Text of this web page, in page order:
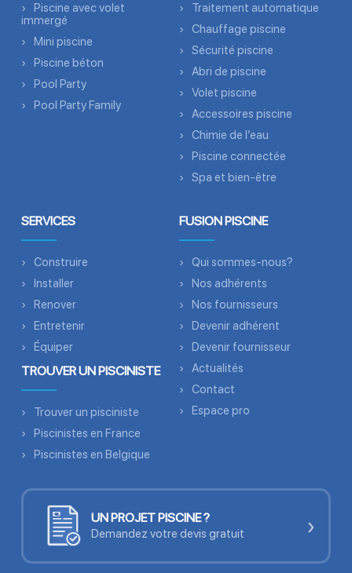
Piscine avec volet
immergé
Mini piscine
Piscine béton
Pool Party
Pool Party Family
Traitement automatique
Chauffage piscine
Sécurité piscine
Abri de piscine
Volet piscine
Accessoires piscine
Chimie de l’eau
Piscine connectée
Spa et bien-être
SERVICES
Construire
Installer
Renover
Entretenir
Équiper
TROUVER UN PISCINISTE
Trouver un pisciniste
Piscinistes en France
Piscinistes en Belgique
FUSION PISCINE
Qui sommes-nous?
Nos adhérents
Nos fournisseurs
Devenir adhérent
Devenir fournisseur
Actualités
Contact
Espace pro
UN PROJET PISCINE ?
Demandez votre devis gratuit ›